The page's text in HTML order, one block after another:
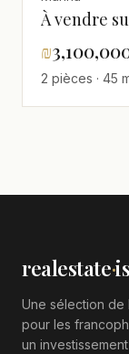
À vendre
₪
2 pièces · 45
realestate·
Une sélection de
pour les
un